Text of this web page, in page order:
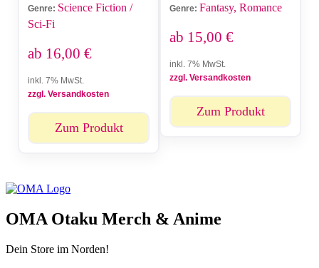
Genre: Science Fiction /
Sci-Fi
ab 16,00 €
inkl. 7% MwSt.
zzgl. Versandkosten
Zum Produkt
Genre: Fantasy, Romance
ab 15,00 €
inkl. 7% MwSt.
zzgl. Versandkosten
Zum Produkt
OMA Otaku Merch & Anime
Dein Store im Norden!